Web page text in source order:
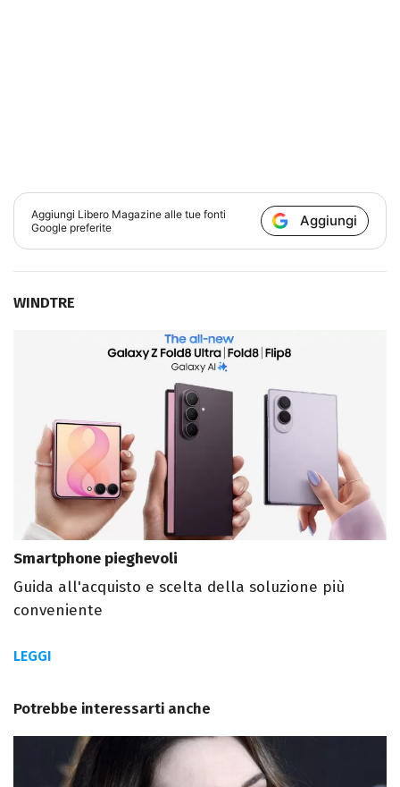
Aggiungi Libero Magazine alle tue fonti
Google preferite
Aggiungi
WINDTRE
Smartphone pieghevoli
Guida all'acquisto e scelta della soluzione più
conveniente
LEGGI
Potrebbe interessarti anche